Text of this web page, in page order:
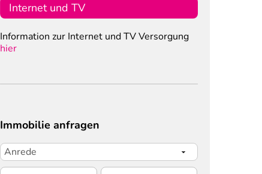
Internet und TV
Information zur Internet und TV Versorgung
hier
Immobilie anfragen